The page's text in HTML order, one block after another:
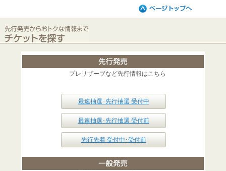
プレリザーブなど先行情報はこちら
最速抽選･先行抽選 受付中
最速抽選･先行抽選 受付前
先行先着 受付中･受付前